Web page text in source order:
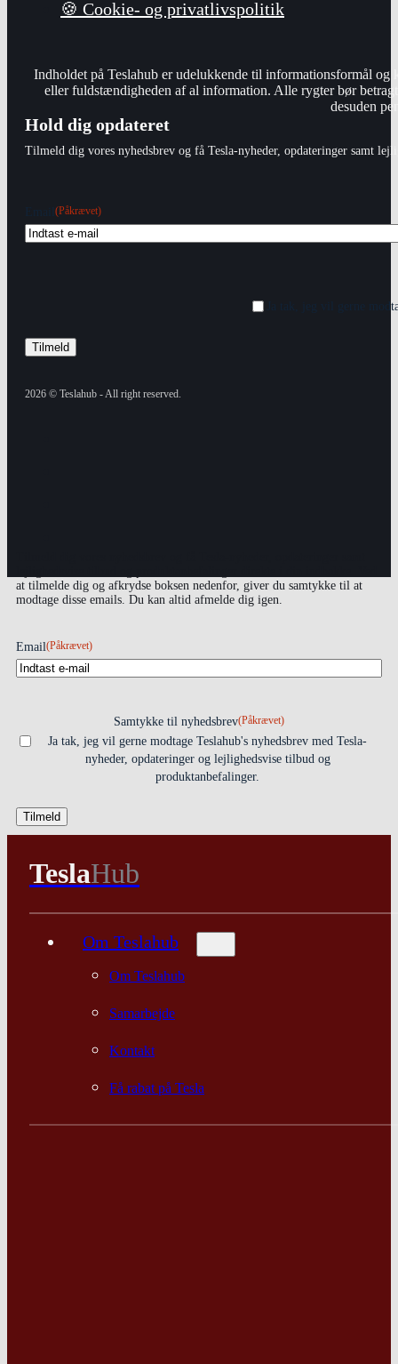
🍪 Cookie- og privatlivspolitik
Indholdet på Teslahub er udelukkende til informationsformål
eller fuldstændigheden af al information. Alle rygter bør
desuden
Hold dig opdateret
Tilmeld dig vores nyhedsbrev og få Tesla-nyheder, opdateringer samt
(Påkrævet)
Ja tak, jeg vil gerne
2026 © Teslahub - All right reserved.
at tilmelde dig og afkrydse boksen nedenfor, giver du samtykke til at
modtage disse emails. Du kan altid afmelde dig igen.
Email(Påkrævet)
Samtykke til nyhedsbrev(Påkrævet)
Ja tak, jeg vil gerne modtage Teslahub's nyhedsbrev med Tesla-
nyheder, opdateringer og lejlighedsvise tilbud og
produktanbefalinger.
TeslaHub
Om Teslahub
Om Teslahub
Samarbejde
Kontakt
Få rabat på Tesla